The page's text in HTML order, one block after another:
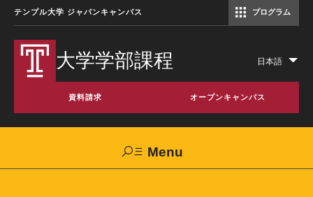
テンプル大学 ジャパンキャンパス プログラム
大学学部課程 日本語
資料請求 オープンキャンパス
Menu